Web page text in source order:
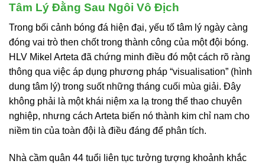
Tâm Lý Đằng Sau Ngôi Vô Địch
Trong bối cảnh bóng đá hiện đại, yếu tố tâm lý ngày càng
đóng vai trò then chốt trong thành công của một đội bóng.
HLV Mikel Arteta đã chứng minh điều đó một cách rõ ràng
thông qua việc áp dụng phương pháp “visualisation” (hình
dung tâm lý) trong suốt những tháng cuối mùa giải. Đây
không phải là một khái niệm xa lạ trong thể thao chuyên
nghiệp, nhưng cách Arteta biến nó thành kim chỉ nam cho
niềm tin của toàn đội là điều đáng để phân tích.
Nhà cầm quân 44 tuổi liên tục tưởng tượng khoảnh khắc